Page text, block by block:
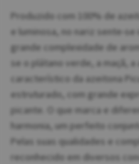
Produzido com 100% de
e luminosa, no nariz sente-
grande complexidade de
se o plátano verde, a maçã,
característico da azeitona
estruturado, com grande
picante. O que marca e
harmonia, um perfeito
Pelas suas qualidades e
reconhecido em diversos